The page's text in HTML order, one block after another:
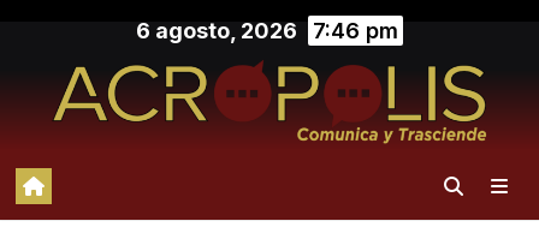
contenido
6 agosto, 2026 7:46 pm